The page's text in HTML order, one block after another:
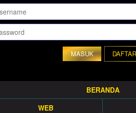
DAFTAR
BERANDA
WEB